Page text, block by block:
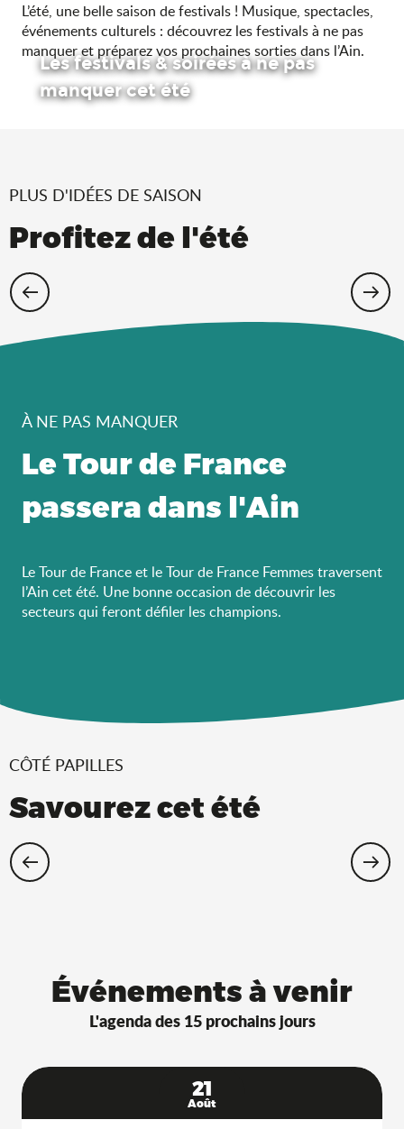
L’été, une belle saison de festivals ! Musique, spectacles,
événements culturels : découvrez les festivals à ne pas
manquer et préparez vos prochaines sorties dans l’Ain.
Les festivals & soirées à ne pas
manquer cet été
PLUS D'IDÉES DE SAISON
Profitez de l'été
Cet été, échappez-vous dans l’Ain !
À NE PAS MANQUER
Le Tour de France
passera dans l'Ain
Le Tour de France et le Tour de France Femmes traversent
l’Ain cet été. Une bonne occasion de découvrir les
secteurs qui feront défiler les champions.
CÔTÉ PAPILLES
Savourez cet été
terrasse à l’ombre !
Événements à venir
L'agenda des 15 prochains jours
21
Août